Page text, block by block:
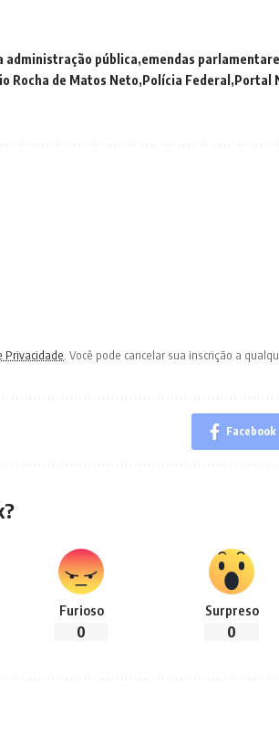
administração pública emendas
Rocha de Matos Neto Polícia Federal Portal
Privacidade. Você pode cancelar sua inscrição a
Facebook
Furioso
0
Surpreso
0